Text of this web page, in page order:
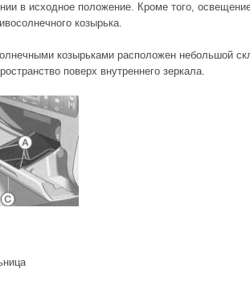
в исходное положение. Кроме того,
козырька.
козырьками расположен небольшой
поверх внутреннего зеркала.